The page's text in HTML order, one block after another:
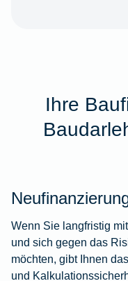
Ihre
Wenn Sie langfristig
und sich gegen das
möchten, gibt Ihnen
und